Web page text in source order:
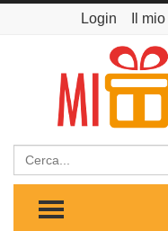
Login Il
Cerca
TOGGLE